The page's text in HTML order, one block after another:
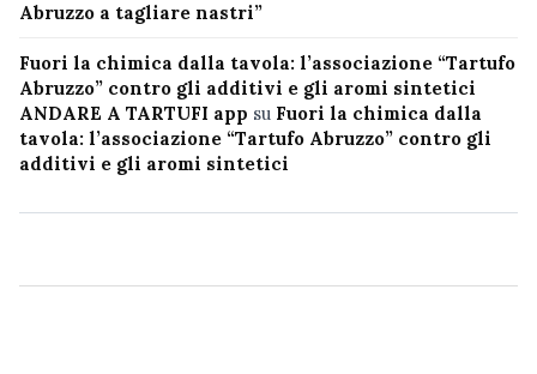
Abruzzo a tagliare nastri”
Fuori la chimica dalla tavola: l’associazione “Tartufo
Abruzzo” contro gli additivi e gli aromi sintetici
ANDARE A TARTUFI app su Fuori la chimica dalla
tavola: l’associazione “Tartufo Abruzzo” contro gli
additivi e gli aromi sintetici